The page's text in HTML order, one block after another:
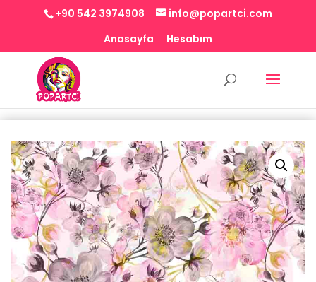
+90 542 3974908
info@popartci.com
Anasayfa
Hesabım